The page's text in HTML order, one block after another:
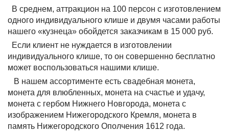
В среднем, аттракцион на 100 персон с изготовлением
одного индивидуального клише и двумя часами работы
нашего «кузнеца» обойдется заказчикам в 15 000 руб.
Если клиент не нуждается в изготовлении
индивидуального клише, то он совершенно бесплатно
может воспользоваться нашими клише.
В нашем ассортименте есть свадебная монета,
монета для влюбленных, монета на счастье и удачу,
монета с гербом Нижнего Новгорода, монета с
изображением Нижегородского Кремля, монета в
память Нижегородского Ополчения 1612 года.